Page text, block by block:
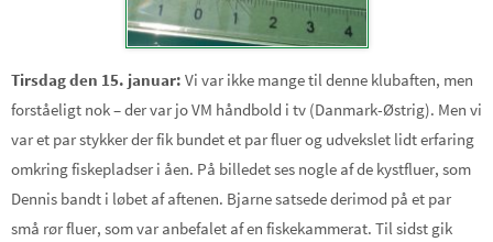
Tirsdag den 15. januar: Vi var ikke mange til denne klubaften, men
forståeligt nok – der var jo VM håndbold i tv (Danmark-Østrig). Men vi
var et par stykker der fik bundet et par fluer og udvekslet lidt erfaring
omkring fiskepladser i åen. På billedet ses nogle af de kystfluer, som
Dennis bandt i løbet af aftenen. Bjarne satsede derimod på et par
små rør fluer, som var anbefalet af en fiskekammerat. Til sidst gik